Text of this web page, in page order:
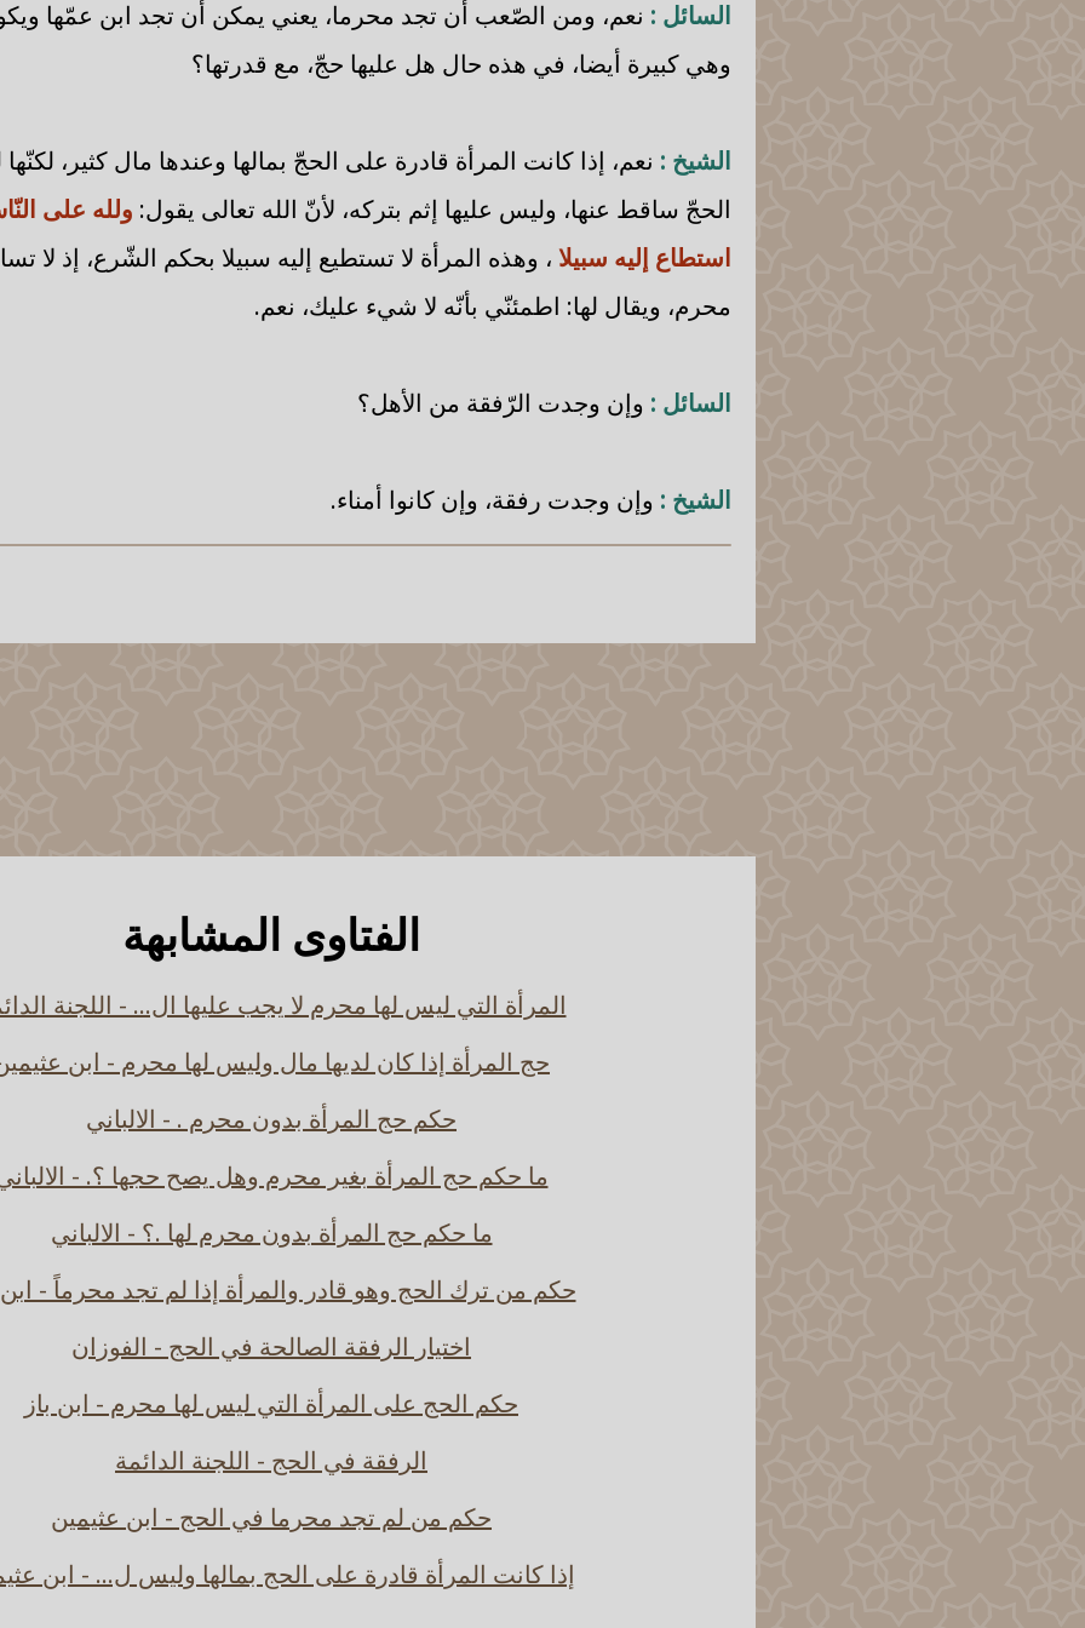
السائل : نعم، ومن الصّعب أن تجد محرما، يعني يمكن أن تجد ابن عمّها
وهي كبيرة أيضا، في هذه حال هل عليها حجّ، مع قدرتها؟
الشيخ : نعم، إذا كانت المرأة قادرة على الحجّ بمالها وعندها مال كثير،
الحجّ ساقط عنها، وليس عليها إثم بتركه، لأنّ الله تعالى يقول: ولله على
استطاع إليه سبيلا ، وهذه المرأة لا تستطيع إليه سبيلا بحكم الشّرع، إذ لا
محرم، ويقال لها: اطمئنّي بأنّه لا شيء عليك، نعم.
السائل : وإن وجدت الرّفقة من الأهل؟
الشيخ : وإن وجدت رفقة، وإن كانوا أمناء.
الفتاوى المشابهة
المرأة التي ليس لها محرم لا يجب عليها ال... - اللجنة
حج المرأة إذا كان لديها مال وليس لها محرم - ابن
حكم حج المرأة بدون محرم . - الالباني
ما حكم حج المرأة بغير محرم وهل يصح حجها ؟. -
ما حكم حج المرأة بدون محرم لها .؟ - الالباني
حكم من ترك الحج وهو قادر والمرأة إذا لم تجد محرماً - ابن
اختيار الرفقة الصالحة في الحج - الفوزان
حكم الحج على المرأة التي ليس لها محرم - ابن باز
الرفقة في الحج - اللجنة الدائمة
حكم من لم تجد محرما في الحج - ابن عثيمين
إذا كانت المرأة قادرة على الحج بمالها وليس ل... - ابن